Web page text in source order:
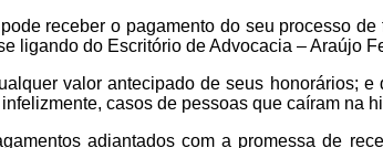
receber o pagamento do seu processo
ligando do Escritório de Advocacia – Araújo
valor antecipado de seus honorários;
casos de pessoas que caíram na
adiantados com a promessa de